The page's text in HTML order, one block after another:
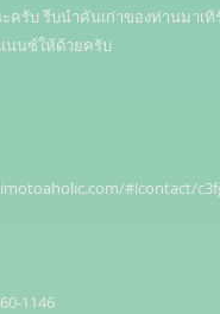
ครับ รีบนำคันเก่าของท่านมาเ
นนซ์ให้ด้วยครับ
#!contact/
1146